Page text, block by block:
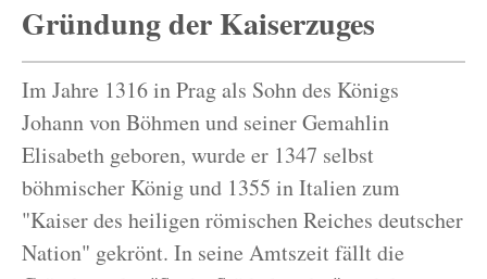
Gründung der Kaiserzuges
Im Jahre 1316 in Prag als Sohn des Königs
Johann von Böhmen und seiner Gemahlin
Elisabeth geboren, wurde er 1347 selbst
böhmischer König und 1355 in Italien zum
"Kaiser des heiligen römischen Reiches deutscher
Nation" gekrönt. In seine Amtszeit fällt die